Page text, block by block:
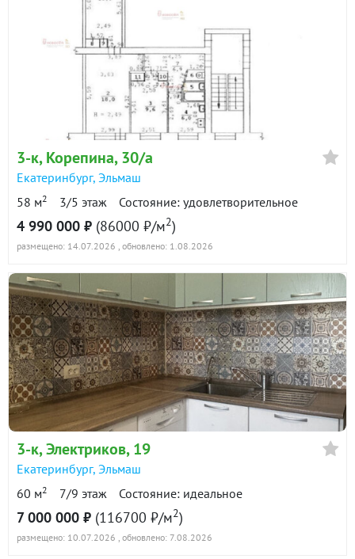
3-к, Корепина, 30/а
Екатеринбург, Эльмаш
58 м2 3/5 этаж Состояние: удовлетворительное
4 990 000 ₽ (86000 ₽/м2)
размещено: 14.07.2026 , обновлено: 1.08.2026
3-к, Электриков, 19
Екатеринбург, Эльмаш
60 м2 7/9 этаж Состояние: идеальное
7 000 000 ₽ (116700 ₽/м2)
размещено: 10.07.2026 , обновлено: 7.08.2026